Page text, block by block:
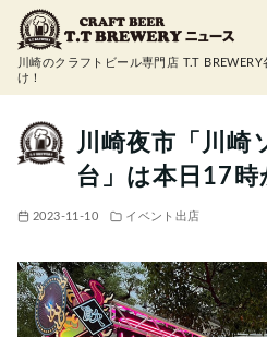
川崎のクラフトビール専門店 T.T
け！
川崎夜市「川崎
台」は本日17時
2023-11-10 イベント出店